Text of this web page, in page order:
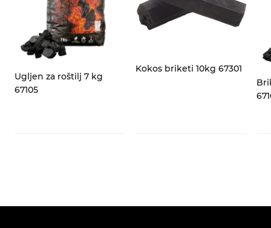
Ugljen za roštilj 7 kg
67105
Kokos briketi 10kg 67301